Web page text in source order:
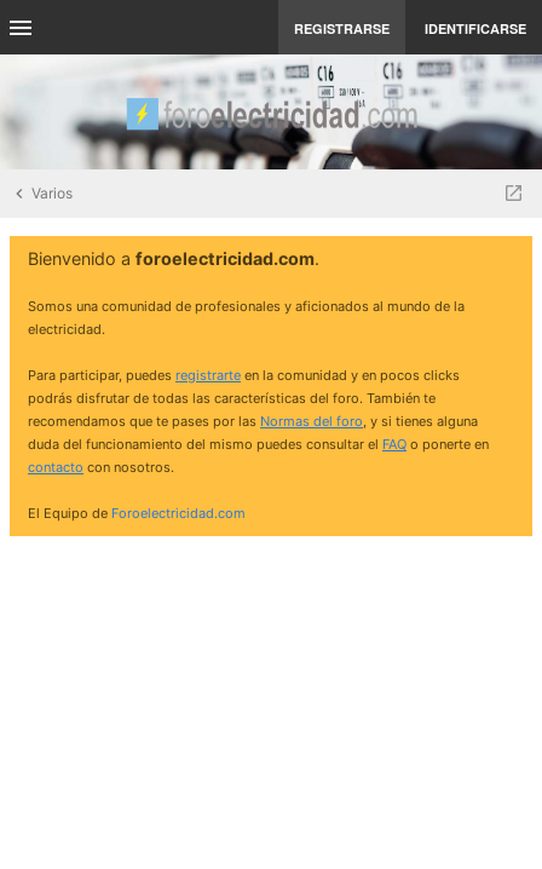
REGISTRARSE IDENTIFICARSE
Varios
Bienvenido a foroelectricidad.com.
Somos una comunidad de profesionales y aficionados al mundo de la
electricidad.
Para participar, puedes registrarte en la comunidad y en pocos clicks
podrás disfrutar de todas las características del foro. También te
recomendamos que te pases por las Normas del foro, y si tienes alguna
duda del funcionamiento del mismo puedes consultar el FAQ o ponerte en
contacto con nosotros.
El Equipo de Foroelectricidad.com